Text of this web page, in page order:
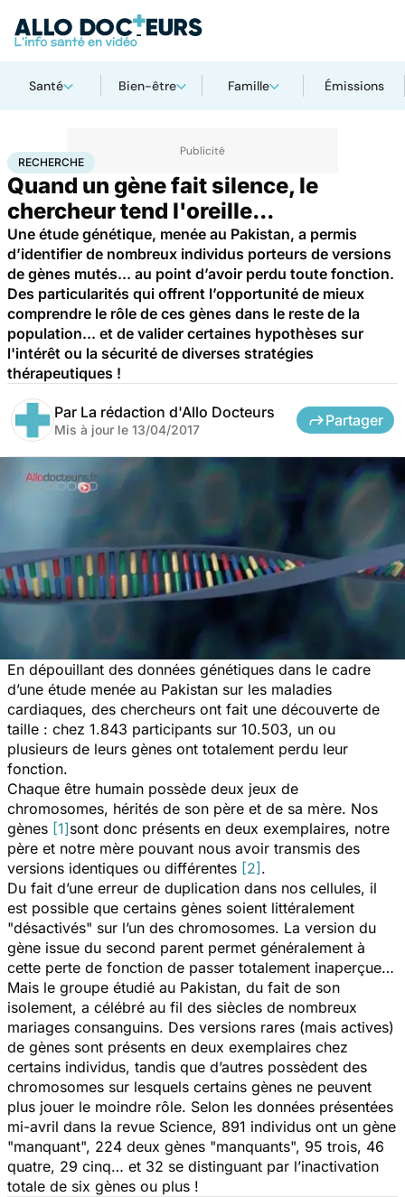
Santé Bien-être Famille Émissions
AccueilSantéMaladies Recherche
RECHERCHE
Quand un gène fait silence, le
chercheur tend l'oreille...
Une étude génétique, menée au Pakistan, a permis
d’identifier de nombreux individus porteurs de versions
de gènes mutés... au point d’avoir perdu toute fonction.
Des particularités qui offrent l’opportunité de mieux
comprendre le rôle de ces gènes dans le reste de la
population... et de valider certaines hypothèses sur
l'intérêt ou la sécurité de diverses stratégies
thérapeutiques !
Par La rédaction d'Allo Docteurs
Mis à jour le 13/04/2017
Partager
En dépouillant des données génétiques dans le cadre
d’une étude menée au Pakistan sur les maladies
cardiaques, des chercheurs ont fait une découverte de
taille : chez 1.843 participants sur 10.503, un ou
plusieurs de leurs gènes ont totalement perdu leur
fonction.
Chaque être humain possède deux jeux de
chromosomes, hérités de son père et de sa mère. Nos
gènes [1]sont donc présents en deux exemplaires, notre
père et notre mère pouvant nous avoir transmis des
versions identiques ou différentes [2].
Du fait d’une erreur de duplication dans nos cellules, il
est possible que certains gènes soient littéralement
"désactivés" sur l’un des chromosomes. La version du
gène issue du second parent permet généralement à
cette perte de fonction de passer totalement inaperçue…
Mais le groupe étudié au Pakistan, du fait de son
isolement, a célébré au fil des siècles de nombreux
mariages consanguins. Des versions rares (mais actives)
de gènes sont présents en deux exemplaires chez
certains individus, tandis que d’autres possèdent des
chromosomes sur lesquels certains gènes ne peuvent
plus jouer le moindre rôle. Selon les données présentées
mi-avril dans la revue Science, 891 individus ont un gène
"manquant", 224 deux gènes "manquants", 95 trois, 46
quatre, 29 cinq… et 32 se distinguant par l’inactivation
totale de six gènes ou plus !